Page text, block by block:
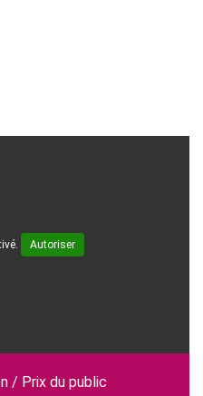
Autoriser
/ Prix du public